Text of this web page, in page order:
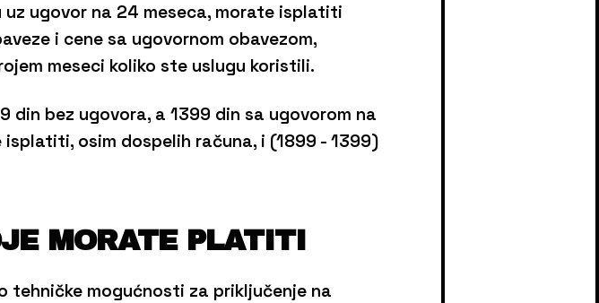
ugovor na 24 meseca, morate isplatiti
i cene sa ugovornom obavezom,
meseci koliko ste uslugu koristili.
din bez ugovora, a 1399 din sa ugovorom na
osim dospelih računa, i (1899 - 1399)
MORATE PLATITI
tehničke mogućnosti za priključenje na